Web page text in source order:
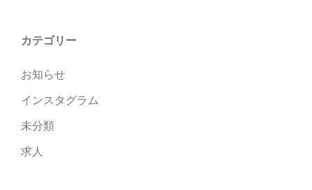
カテゴリー
お知らせ
インスタグラム
未分類
求人